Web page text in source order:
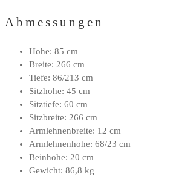
Abmessungen
Hohe: 85 cm
Breite: 266 cm
Tiefe: 86/213 cm
Sitzhohe: 45 cm
Sitztiefe: 60 cm
Sitzbreite: 266 cm
Armlehnenbreite: 12 cm
Armlehnenhohe: 68/23 cm
Beinhohe: 20 cm
Gewicht: 86,8 kg